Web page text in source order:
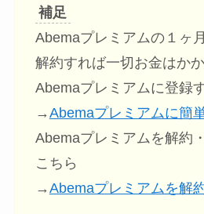
補足
Abemaプレミアムの１ヶ
解約すれば一切お金はかか
Abemaプレミアムに登録
→Abemaプレミアムに簡
Abemaプレミアムを解約
こちら
→Abemaプレミアムを解